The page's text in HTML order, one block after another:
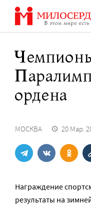
Перейти
содержанию
ордена
МОСКВА 20 Мар.
Награждение
результаты на